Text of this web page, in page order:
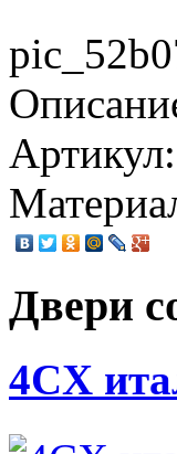
Двери
4CХ